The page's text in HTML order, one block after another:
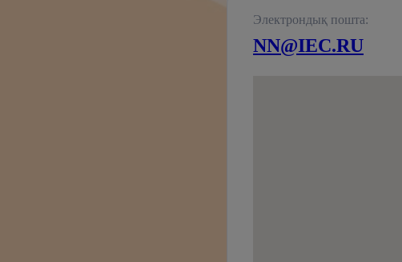
Электрондық пошта:
NN@IEC.RU